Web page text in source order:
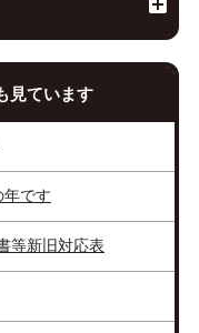
見ています
年です
等新旧対応表